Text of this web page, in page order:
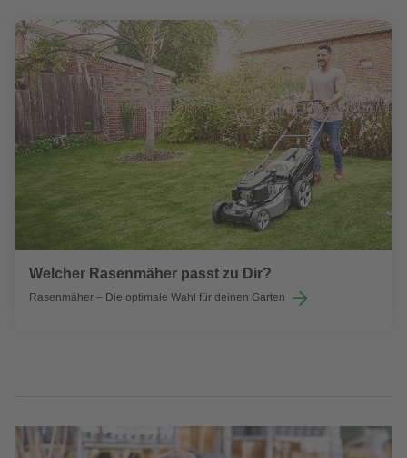
Welcher Rasenmäher passt zu Dir?
Rasenmäher – Die optimale Wahl für deinen Garten